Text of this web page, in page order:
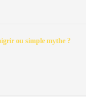
ou simple mythe ?